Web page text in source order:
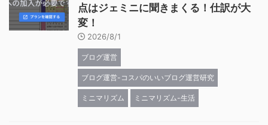
点はジェミニに聞きまくる！仕訳が大
変！
2026/8/1
ブログ運営
ブログ運営-コスパのいいブログ運営研究
ミニマリズム ミニマリズム-生活